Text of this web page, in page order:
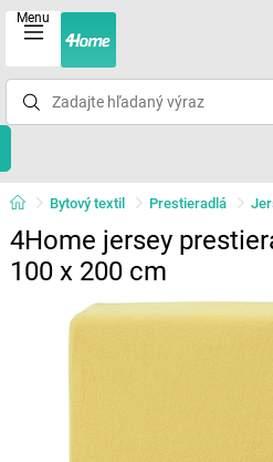
Menu
Bytový textil Prestieradlá
4Home jersey
100 x 200 cm